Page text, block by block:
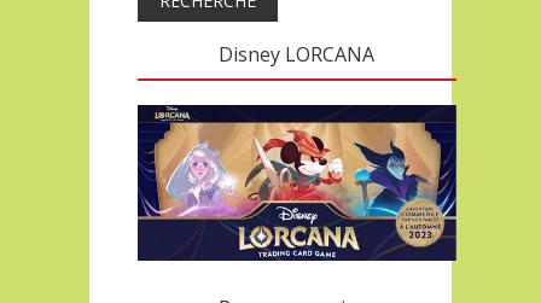
Disney LORCANA